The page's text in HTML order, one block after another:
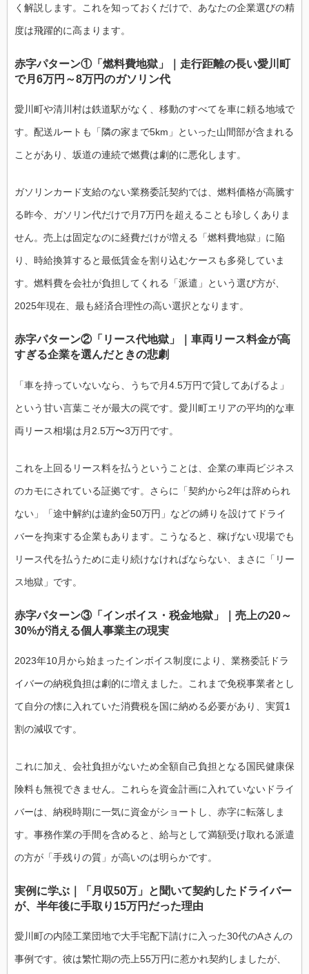
く解説します。これを知っておくだけで、あなたの企業選びの精
度は飛躍的に高まります。
赤字パターン①「燃料費地獄」｜走行距離の長い愛川町
で月6万円～8万円のガソリン代
愛川町や清川村は鉄道駅がなく、移動のすべてを車に頼る地域で
す。配送ルートも「隣の家まで5km」といった山間部が含まれる
ことがあり、坂道の連続で燃費は劇的に悪化します。
ガソリンカード支給のない業務委託契約では、燃料価格が高騰す
る昨今、ガソリン代だけで月7万円を超えることも珍しくありま
せん。売上は固定なのに経費だけが増える「燃料費地獄」に陥
り、時給換算すると最低賃金を割り込むケースも多発していま
す。燃料費を会社が負担してくれる「派遣」という選び方が、
2025年現在、最も経済合理性の高い選択となります。
赤字パターン②「リース代地獄」｜車両リース料金が高
すぎる企業を選んだときの悲劇
「車を持っていないなら、うちで月4.5万円で貸してあげるよ」
という甘い言葉こそが最大の罠です。愛川町エリアの平均的な車
両リース相場は月2.5万〜3万円です。
これを上回るリース料を払うということは、企業の車両ビジネス
のカモにされている証拠です。さらに「契約から2年は辞められ
ない」「途中解約は違約金50万円」などの縛りを設けてドライ
バーを拘束する企業もあります。こうなると、稼げない現場でも
リース代を払うために走り続けなければならない、まさに「リー
ス地獄」です。
赤字パターン③「インボイス・税金地獄」｜売上の20～
30%が消える個人事業主の現実
2023年10月から始まったインボイス制度により、業務委託ドラ
イバーの納税負担は劇的に増えました。これまで免税事業者とし
て自分の懐に入れていた消費税を国に納める必要があり、実質1
割の減収です。
これに加え、会社負担がないため全額自己負担となる国民健康保
険料も無視できません。これらを資金計画に入れていないドライ
バーは、納税時期に一気に資金がショートし、赤字に転落しま
す。事務作業の手間を含めると、給与として満額受け取れる派遣
の方が「手残りの質」が高いのは明らかです。
実例に学ぶ｜「月収50万」と聞いて契約したドライバー
が、半年後に手取り15万円だった理由
愛川町の内陸工業団地で大手宅配下請けに入った30代のAさんの
事例です。彼は繁忙期の売上55万円に惹かれ契約しましたが、